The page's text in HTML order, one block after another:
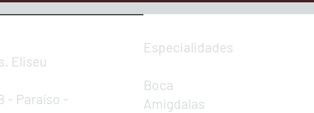
Eliseu
- Paraíso -
Especialidades
Boca
Amigdalas